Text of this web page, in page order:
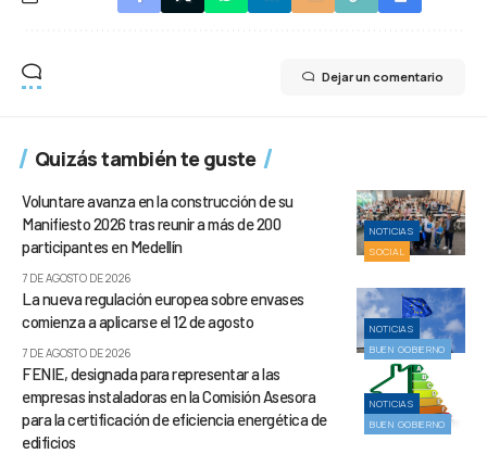
Dejar un comentario
Quizás también te guste
NOTICIAS
SOCIAL
Voluntare avanza en la construcción de su
Manifiesto 2026 tras reunir a más de 200
participantes en Medellín
7 DE AGOSTO DE 2026
NOTICIAS
BUEN GOBIERNO
La nueva regulación europea sobre envases
comienza a aplicarse el 12 de agosto
7 DE AGOSTO DE 2026
NOTICIAS
BUEN GOBIERNO
FENIE, designada para representar a las
empresas instaladoras en la Comisión Asesora
para la certificación de eficiencia energética de
edificios